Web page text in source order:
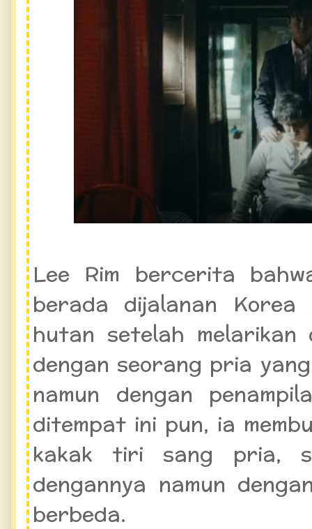
Lee Rim bercerita
berada dijalanan
hutan setelah
dengan seorang pria
namun dengan
ditempat ini pun, ia
kakak tiri sang pria,
dengannya namun
berbeda.